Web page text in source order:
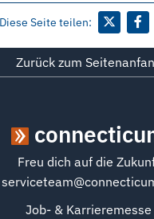
Diese Seite teilen:
Zurück zum
Freu dich auf die
Job- & Karrieremesse